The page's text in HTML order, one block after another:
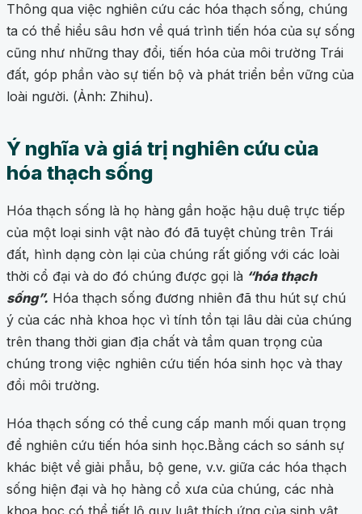
Thông qua việc nghiên cứu các hóa thạch sống, chúng
ta có thể hiểu sâu hơn về quá trình tiến hóa của sự sống
cũng như những thay đổi, tiến hóa của môi trường Trái
đất, góp phần vào sự tiến bộ và phát triển bền vững của
loài người. (Ảnh: Zhihu).
Ý nghĩa và giá trị nghiên cứu của
hóa thạch sống
Hóa thạch sống là họ hàng gần hoặc hậu duệ trực tiếp
của một loại sinh vật nào đó đã tuyệt chủng trên Trái
đất, hình dạng còn lại của chúng rất giống với các loài
thời cổ đại và do đó chúng được gọi là “hóa thạch
sống”. Hóa thạch sống đương nhiên đã thu hút sự chú
ý của các nhà khoa học vì tính tồn tại lâu dài của chúng
trên thang thời gian địa chất và tầm quan trọng của
chúng trong việc nghiên cứu tiến hóa sinh học và thay
đổi môi trường.
Hóa thạch sống có thể cung cấp manh mối quan trọng
để nghiên cứu tiến hóa sinh học.Bằng cách so sánh sự
khác biệt về giải phẫu, bộ gene, v.v. giữa các hóa thạch
sống hiện đại và họ hàng cổ xưa của chúng, các nhà